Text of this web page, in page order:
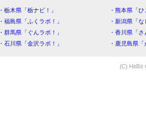
・栃木県「栃ナビ！」
・熊本県「
・福島県「ふくラボ！」
・新潟県「
・群馬県「ぐんラボ！」
・香川県「
・石川県「金沢ラボ！」
・鹿児島県
(C) HitBit